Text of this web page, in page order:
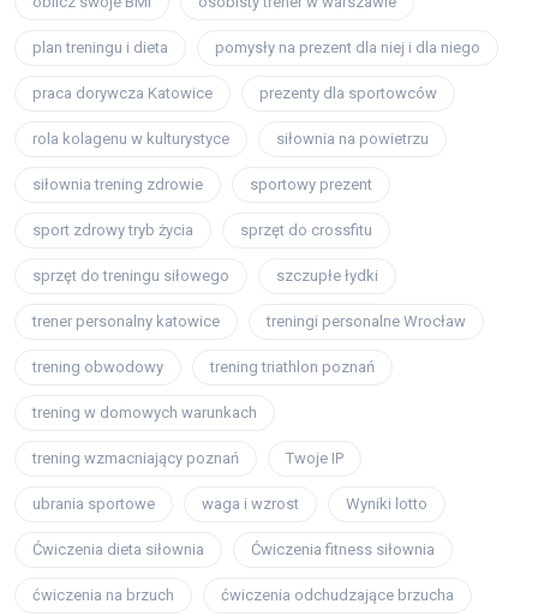
plan treningu i dieta pomysły na prezent dla niej i dla niego
praca dorywcza Katowice prezenty dla sportowców
rola kolagenu w kulturystyce siłownia na powietrzu
siłownia trening zdrowie sportowy prezent
sport zdrowy tryb życia sprzęt do crossfitu
sprzęt do treningu siłowego szczupłe łydki
trener personalny katowice treningi personalne Wrocław
trening obwodowy trening triathlon poznań
trening w domowych warunkach
trening wzmacniający poznań Twoje IP
ubrania sportowe waga i wzrost Wyniki lotto
Ćwiczenia dieta siłownia Ćwiczenia fitness siłownia
ćwiczenia na brzuch ćwiczenia odchudzające brzucha